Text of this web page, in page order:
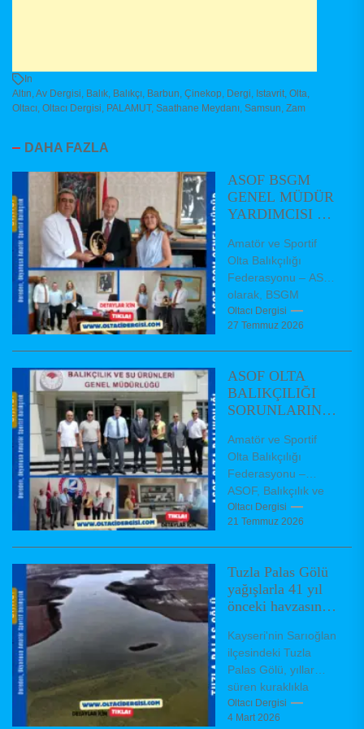
In
Altın,Av Dergisi, Balık, Balıkçı, Barbun, Çinekop, Dergi, Istavrit, Olta,
Oltacı, Oltacı Dergisi, PALAMUT, Saathane Meydanı, Samsun, Zam
DAHA FAZLA
ASOF BSGM
GENEL MÜDÜR
YARDIMCISI VE
BAŞKANLARINI
ZİYARET ETTİ
Amatör ve Sportif
Olta Balıkçılığı
Federasyonu – ASOF
olarak, BSGM
Balıkçılık ve Su
Ürünleri Genel Müdür
Oltacı Dergisi
27 Temmuz 2026
ASOF OLTA
BALIKÇILIĞI
SORUNLARININ
GENEL
MÜDÜRLÜĞÜ
ZİYARET ETTİ.
Amatör ve Sportif
Olta Balıkçılığı
Federasyonu –
ASOF, Balıkçılık ve
Su Ürünleri Genel
Müdürü Turgay
etti. ASOF...
Oltacı Dergisi
21 Temmuz 2026
Tuzla Palas Gölü
yağışlarla 41 yıl
önceki havzasına
Kayseri'nin Sarıoğlan
ilçesindeki Tuzla
Palas Gölü, yıllar
süren kuraklıkla
küçülerek geçen yıl
20 kilometrekareye
Oltacı Dergisi
4 Mart 2026